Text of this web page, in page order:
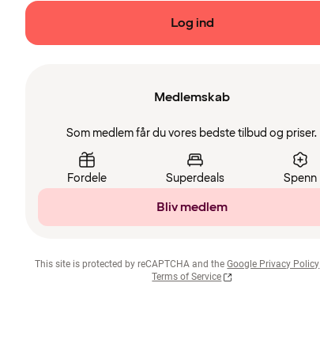
Log ind
Medlemskab
Som medlem får du vores bedste tilbud og priser.
Fordele Superdeals Spenn
Bliv medlem
This site is protected by reCAPTCHA and the Google Privacy Policy
Terms of Service